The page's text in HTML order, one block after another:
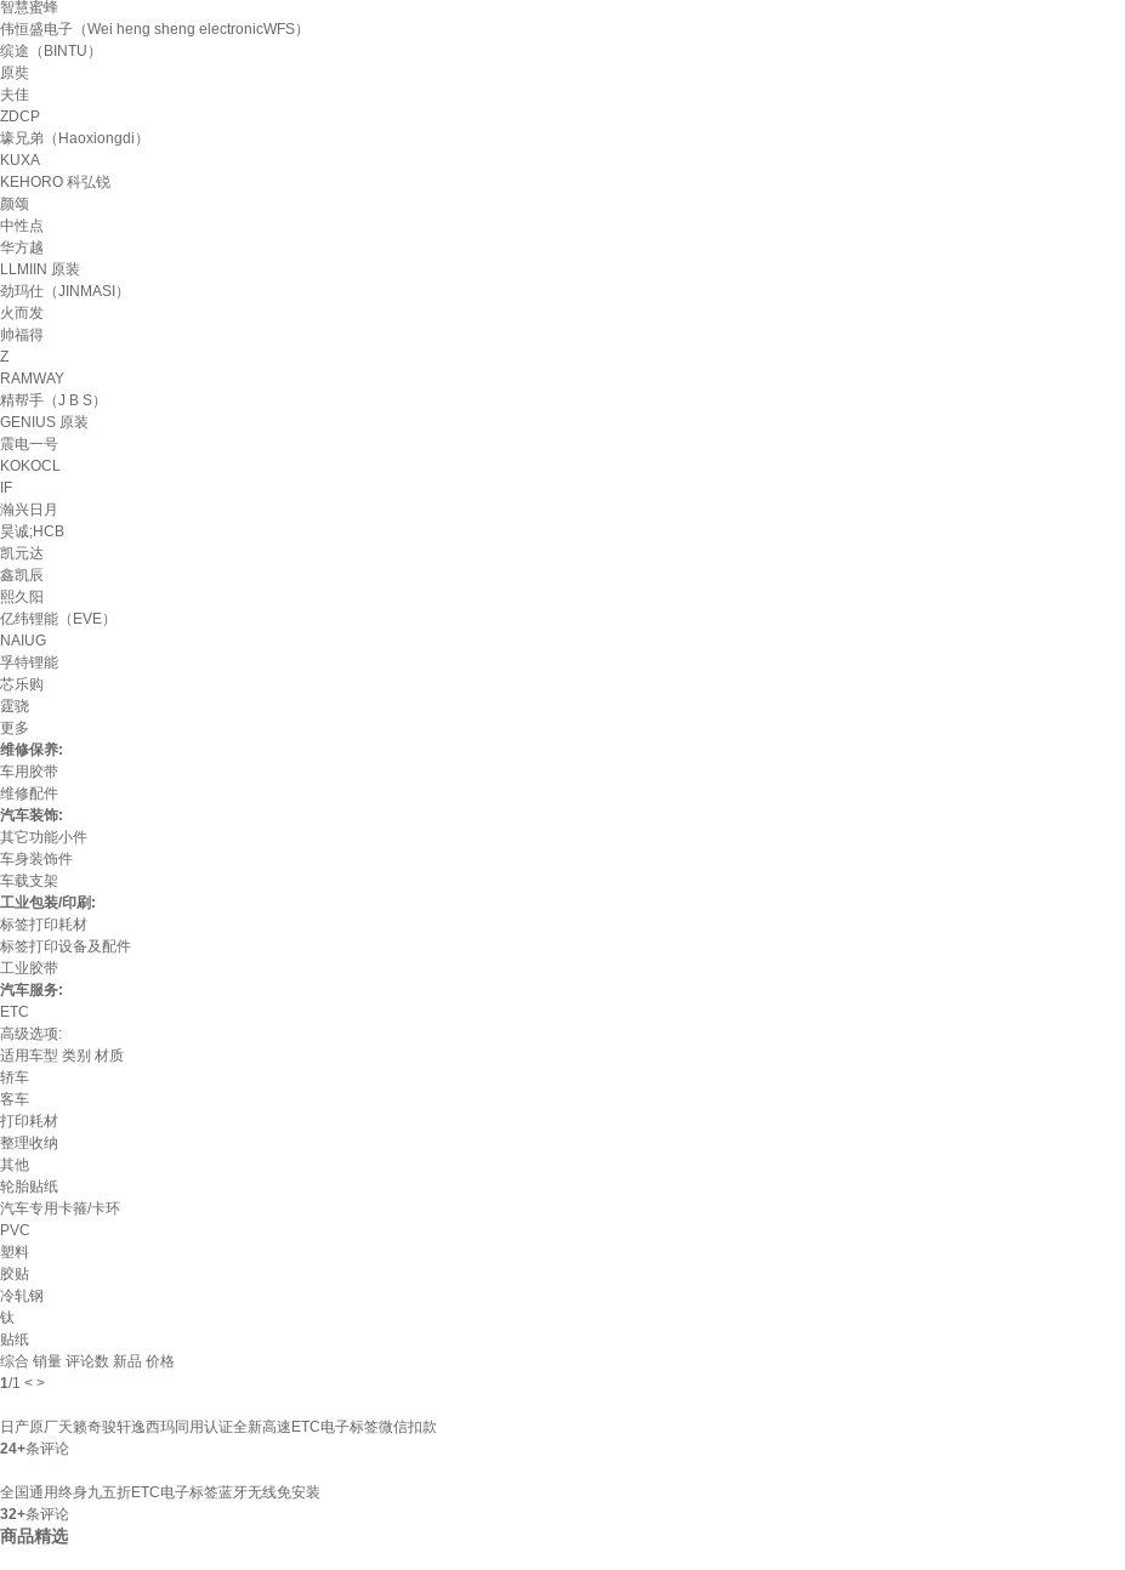
智慧蜜蜂
伟恒盛电子（Wei heng sheng electronicWFS）
缤途（BINTU）
原奘
夫佳
ZDCP
壕兄弟（Haoxiongdi）
KUXA
KEHORO 科弘锐
颜颂
中性点
华方越
LLMIIN 原装
劲玛仕（JINMASI）
火而发
帅福得
Z
RAMWAY
精帮手（J B S）
GENIUS 原装
震电一号
KOKOCL
IF
瀚兴日月
昊诚;HCB
凯元达
鑫凯辰
熙久阳
亿纬锂能（EVE）
NAIUG
孚特锂能
芯乐购
霆骁
更多
维修保养:
车用胶带
维修配件
汽车装饰:
其它功能小件
车身装饰件
车载支架
工业包装/印刷:
标签打印耗材
标签打印设备及配件
工业胶带
汽车服务:
ETC
高级选项:
适用车型 类别 材质
轿车
客车
打印耗材
整理收纳
其他
轮胎贴纸
汽车专用卡箍/卡环
PVC
塑料
胶贴
冷轧钢
钛
贴纸
综合 销量 评论数 新品 价格
1/1 < >
日产原厂天籁奇骏轩逸西玛同用认证全新高速ETC电子标签微信扣款
24+条评论
全国通用终身九五折ETC电子标签蓝牙无线免安装
32+条评论
商品精选